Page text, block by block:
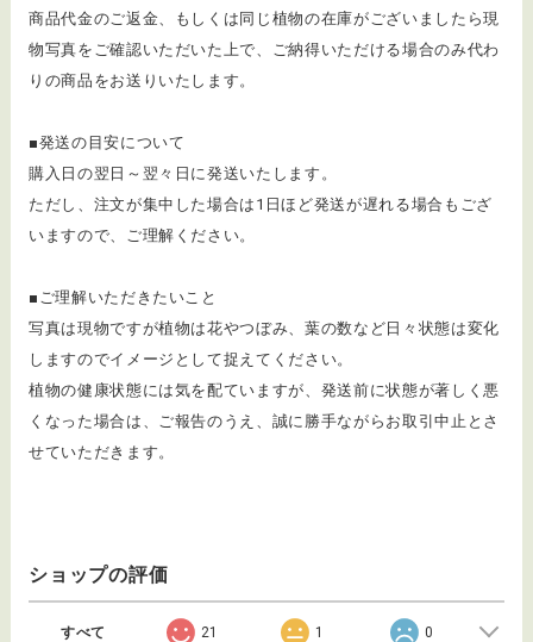
商品代金のご返金、もしくは同じ植物の在庫がございましたら現
物写真をご確認いただいた上で、ご納得いただける場合のみ代わ
りの商品をお送りいたします。
■発送の目安について
購入日の翌日～翌々日に発送いたします。
ただし、注文が集中した場合は1日ほど発送が遅れる場合もござ
いますので、ご理解ください。
■ご理解いただきたいこと
写真は現物ですが植物は花やつぼみ、葉の数など日々状態は変化
しますのでイメージとして捉えてください。
植物の健康状態には気を配ていますが、発送前に状態が著しく悪
くなった場合は、ご報告のうえ、誠に勝手ながらお取引中止とさ
せていただきます。
ショップの評価
すべて 21 1 0